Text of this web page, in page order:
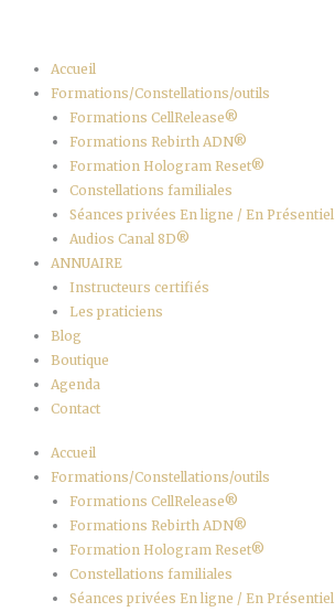
Accueil
Formations/Constellations/outils
Formations CellRelease®
Formations Rebirth ADN®
Formation Hologram Reset®
Constellations familiales
Séances privées En ligne / En Présentiel
Audios Canal 8D®
ANNUAIRE
Instructeurs certifiés
Les praticiens
Blog
Boutique
Agenda
Contact
Accueil
Formations/Constellations/outils
Formations CellRelease®
Formations Rebirth ADN®
Formation Hologram Reset®
Constellations familiales
Séances privées En ligne / En Présentiel